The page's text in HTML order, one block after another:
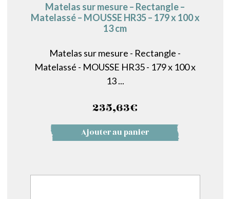
Matelas sur mesure – Rectangle –
Matelassé – MOUSSE HR35 – 179 x 100 x
13 cm
Matelas sur mesure - Rectangle -
Matelassé - MOUSSE HR35 - 179 x 100 x
13 ...
235,63€
Ajouter au panier